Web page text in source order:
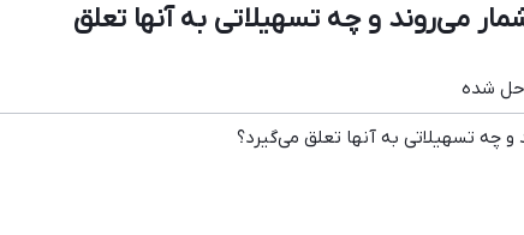
می‌روند و چه تسهیلاتی به آنها تعلق
حل شده
چه تسهیلاتی به آنها تعلق می‌گیرد؟